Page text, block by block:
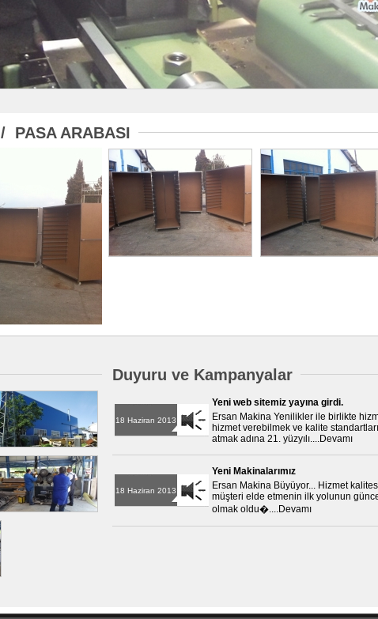
/ PASA ARABASI
Duyuru ve Kampanyalar
18 Haziran 2013
Yeni web sitemiz yayına girdi.
Ersan Makina Yenilikler ile birlikte
hizmet verebilmek ve kalite
atmak adına 21. yüzyılı....Devamı
18 Haziran 2013
Yeni Makinalarımız
Ersan Makina Büyüyor... Hizmet
müşteri elde etmenin ilk yolunun
olmak oldu�....Devamı